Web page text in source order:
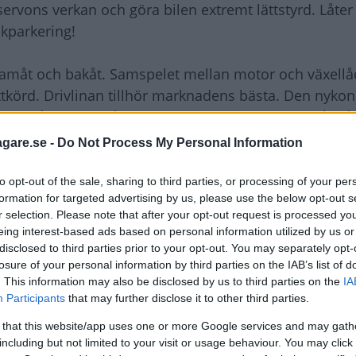
- Do Not Process My Personal Information
opt-out of the sale, sharing to third parties, or processing of your
for targeted advertising by us, please use the below opt-out
selection. Please note that after your opt-out request is processed
interest-based ads based on personal information utilized by us
to third parties prior to your opt-out. You may separately
of your personal information by third parties on the IAB’s list of
This information may also be disclosed by us to third parties on the
Participants that may further disclose it to other third parties.
that this website/app uses one or more Google services and may
but not limited to your visit or usage behaviour. You may
verkan och göra bilen extremt lättstyrd.
och bakåt. Samspelet mellan motor och
Drivlinan tillhör marknadens bästa. Den
från väldigt låga varvtal och är dessutom snål
men benutrymmet är snålt i baksätet.
lätt känner sig lite instängda.
ganska hög lasttröskel. Bakluckan har inte heller
att smutsa ned sig.
krockprovet hos Euro-NCAP, sidokrockkuddar och